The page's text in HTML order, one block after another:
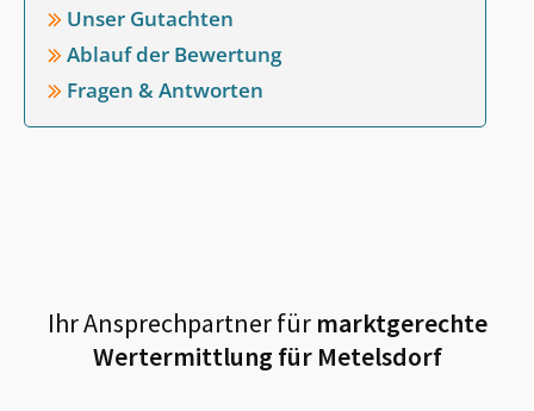
Unser Gutachten
Ablauf der Bewertung
Fragen & Antworten
Ihr Ansprechpartner fürmarktgerechte
Wertermittlung für Metelsdorf